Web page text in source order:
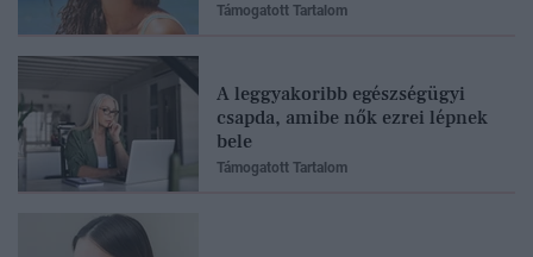
Támogatott Tartalom
A leggyakoribb egészségügyi
csapda, amibe nők ezrei lépnek
bele
Támogatott Tartalom